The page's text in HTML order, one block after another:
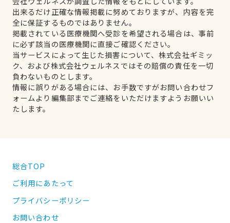
出来るだけ正確な情報掲載に努めておりますが、内容を完
全に保証するものではありません。
掲載されている医療機関へ受診を希望される場合は、事前
に必ず該当の医療機関に直接ご確認ください。
当サービスによって生じた損害について、株式会社ギミッ
ク、および株式会社ウェルネスではその賠償の責任を一切
負わないものとします。
情報に誤りがある場合には、お手数ですがお問い合わせフ
ォームより編集部までご連絡をいただけますようお願いい
たします。
総合TOP
ご利用にあたって
プライバシーポリシー
お問い合わせ